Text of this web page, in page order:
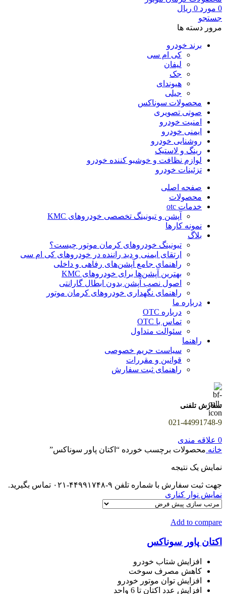
0 مورد 0 ریال
جستجو
مرور دسته ها
برند خودرو
کی ام سی
لیفان
جک
هیوندای
جیلی
محصولات سوناکس
صوتی تصویری
امنیت خودرو
ایمنی خودرو
روشنایی خودرو
رینگ و لاستیک
لوازم نظافت و خوشبو کننده خودرو
تزئینات خودرو
صفحه اصلی
محصولات
خدمات otc
آپشن و تیونینگ تخصصی خودروهای KMC
نمونه کارها
بلاگ
تیونینگ خودروهای کرمان موتور چیست؟
ارتقای ایمنی و دید راننده در خودروهای کی ام سی
راهنمای جامع آپشن‌های رفاهی و داخلی
بهترین آپشن‌ها برای خودروهای KMC
اصول نصب آپشن بدون ابطال گارانتی
راهنمای نگهداری خودروهای کرمان موتور
درباره ما
درباره OTC
تماس با OTC
سئوالت متداول
راهنما
سیاست حریم خصوصی
قوانین و مقررات
راهنمای ثبت سفارش
سفارش تلفنی
021-44991748-9
0 علاقه مندی
خانه محصولات برچسب خورده “اکتان پاور سوناکس”
نمایش یک نتیجه
جهت ثبت سفارش با شماره تلفن ۹-۴۴۹۹۱۷۴۸-۰۲۱ تماس بگیرید.
نمایش نوار کناری
Add to compare
اکتان پاور سوناکس
افزایش شتاب خودرو
کاهش مصرف سوخت
افزایش توان موتور خودرو
افزایش عدد اکتان تا 6 واحد